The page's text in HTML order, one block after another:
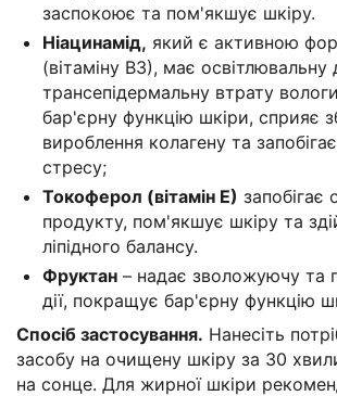
заспокоює та пом'якшує шкіру.
Ніацинамід, який є активною
(вітаміну В3), має
трансепідермальну втрату
бар'єрну функцію шкіри, сприяє
вироблення колагену та
стресу;
Токоферол (вітамін Е) запобігає
продукту, пом'якшує шкіру та
ліпідного балансу.
Фруктан – надає зволожуючу та
дії, покращує бар'єрну функцію
Спосіб застосування. Нанесіть
засобу на очищену шкіру за 30
на сонце. Для жирної шкіри